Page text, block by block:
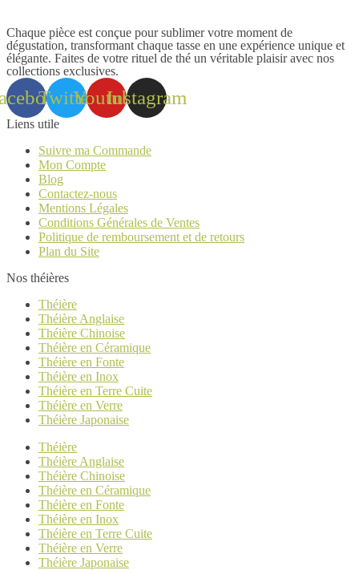
sur
la
page
Chaque pièce est conçue pour sublimer votre moment de
dégustation, transformant chaque tasse en une expérience unique et
élégante. Faites de votre rituel de thé un véritable plaisir avec nos
collections exclusives.
TwitterYoutubeInstagram
Liens utile
Suivre ma Commande
Mon Compte
Blog
Contactez-nous
Mentions Légales
Conditions Générales de Ventes
Politique de remboursement et de retours
Plan du Site
Nos théières
Théière
Théière Anglaise
Théière Chinoise
Théière en Céramique
Théière en Fonte
Théière en Inox
Théière en Terre Cuite
Théière en Verre
Théière Japonaise
Théière
Théière Anglaise
Théière Chinoise
Théière en Céramique
Théière en Fonte
Théière en Inox
Théière en Terre Cuite
Théière en Verre
Théière Japonaise